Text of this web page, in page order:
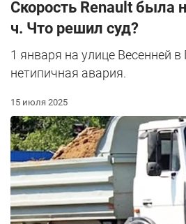
Скорость Renault была
ч. Что решил суд?
1 января на улице Весенней в
нетипичная авария.
15 июля 2025